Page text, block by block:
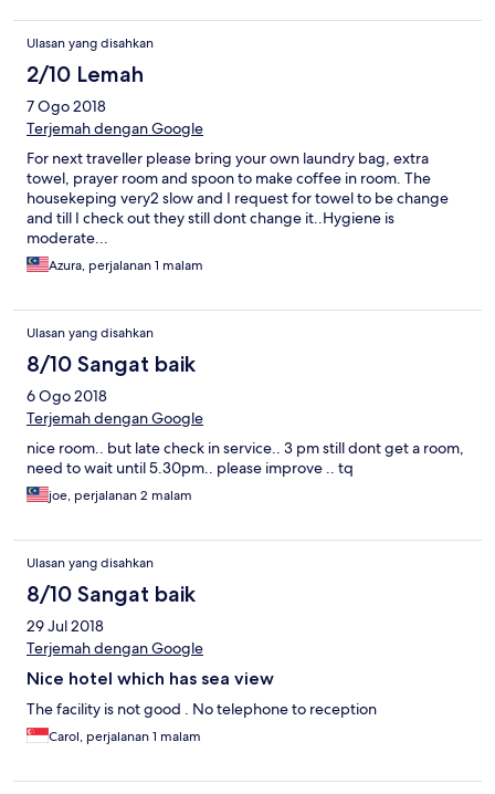
Ulasan yang disahkan
2/10 Lemah
7 Ogo 2018
Terjemah dengan Google
For next traveller please bring your own laundry bag, extra
towel, prayer room and spoon to make coffee in room. The
housekeping very2 slow and I request for towel to be change
and till I check out they still dont change it..Hygiene is
moderate...
Azura, perjalanan 1 malam
Ulasan yang disahkan
8/10 Sangat baik
6 Ogo 2018
Terjemah dengan Google
nice room.. but late check in service.. 3 pm still dont get a room,
need to wait until 5.30pm.. please improve .. tq
joe, perjalanan 2 malam
Ulasan yang disahkan
8/10 Sangat baik
29 Jul 2018
Terjemah dengan Google
Nice hotel which has sea view
The facility is not good . No telephone to reception
Carol, perjalanan 1 malam